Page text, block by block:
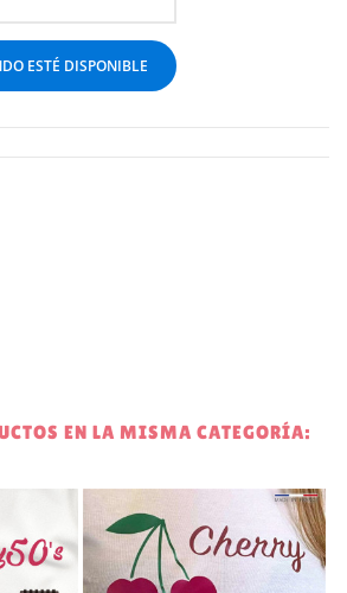
ESTÉ DISPONIBLE
EN LA MISMA CATEGORÍA:
Crear lista de deseos
Cancelar